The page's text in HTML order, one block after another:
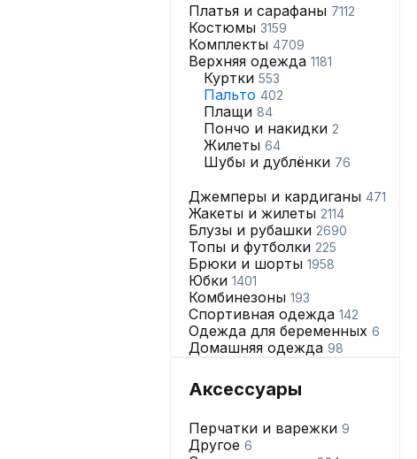
Платья и сарафаны 7112
Костюмы 3159
Комплекты 4709
Верхняя одежда 1181
Куртки 553
Пальто 402
Плащи 84
Пончо и накидки 2
Жилеты 64
Шубы и дублёнки 76
Джемперы и кардиганы 471
Жакеты и жилеты 2114
Блузы и рубашки 2690
Топы и футболки 225
Брюки и шорты 1958
Юбки 1401
Комбинезоны 193
Спортивная одежда 142
Одежда для беременных 6
Домашняя одежда 98
одежда
Нижнее бельё313
Аксессуары
Перчатки и варежки 9
Другое 6